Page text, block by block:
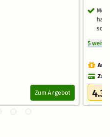
Zum Angebot
5
4.3